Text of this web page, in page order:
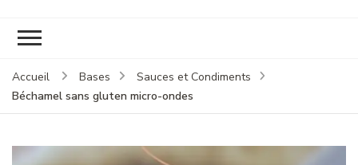
Accueil Bases
Sauces et Condiments
Béchamel sans gluten micro-ondes